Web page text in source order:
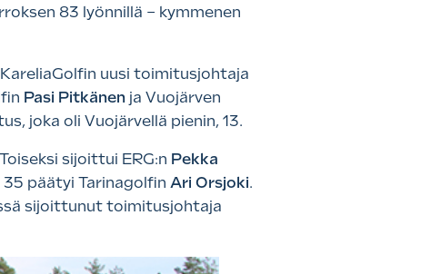
83 lyönnillä – kymmenen
uusi toimitusjohtaja
Pasi Pitkänen ja Vuojärven
joka oli Vuojärvellä pienin, 13.
sijoittui ERG:n Pekka
35 päätyi Tarinagolfin Ari Orsjoki.
sijoittunut toimitusjohtaja